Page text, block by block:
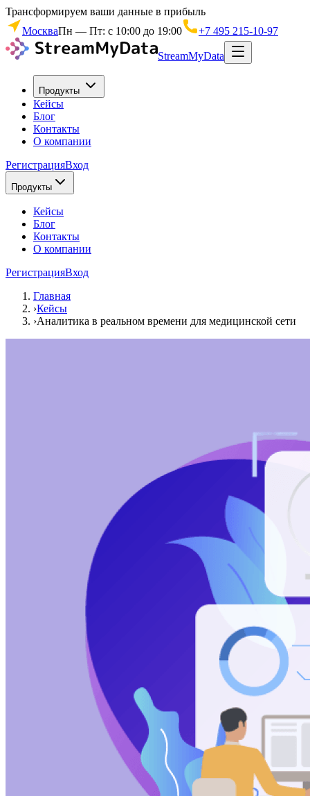
Трансформируем ваши данные в прибыль
МоскваПн — Пт: с 10:00 до 19:00 +7 495 215-10-97
StreamMyData
Продукты
Кейсы
Блог
Контакты
О компании
РегистрацияВход
Продукты
Кейсы
Блог
Контакты
О компании
РегистрацияВход
Главная
›Кейсы
›Аналитика в реальном времени для медицинской сети